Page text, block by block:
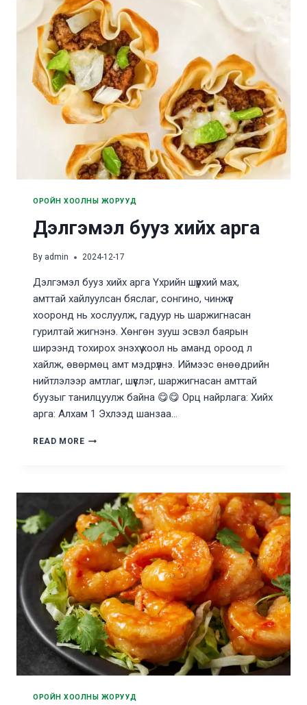
ОРОЙН ХООЛНЫ ЖОРУУД
Дэлгэмэл бууз хийх арга
By admin 2024-12-17
Дэлгэмэл бууз хийх арга Үхрийн шүүрхий мах,
амттай хайлуулсан бяслаг, сонгино, чинжүүг
хооронд нь хослуулж, гадуур нь шаржигнасан
гурилтай жигнэнэ. Хөнгөн зууш эсвэл баярын
ширээнд тохирох энэхүү хоол нь аманд ороод л
хайлж, өвөрмөц амт мэдрүүлнэ. Иймээс өнөөдрийн
нийтлэлээр амтлаг, шүүслэг, шаржигнасан амттай
буузыг танилцуулж байна 😋😋 Орц найрлага: Хийх
арга: Алхам 1 Эхлээд шанзаа…
READ MOREДЭЛГЭМЭЛ
ОРОЙН ХООЛНЫ ЖОРУУД